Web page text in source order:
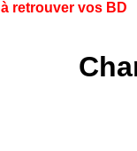
à retrouver vos BD